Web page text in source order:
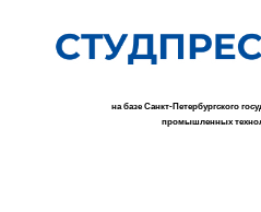
на базе Санкт-Петербургского
промышленных